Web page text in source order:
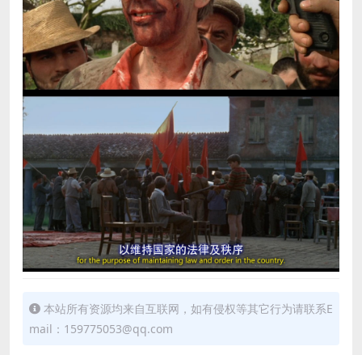
本站所有资源均来自互联网，如有侵权等其它行为请联系E
mail：159775053@qq.com